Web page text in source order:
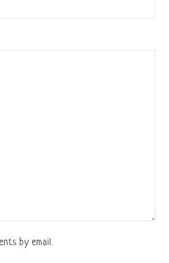
by email.